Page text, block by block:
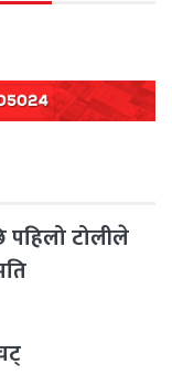
पहिलो टोलीले